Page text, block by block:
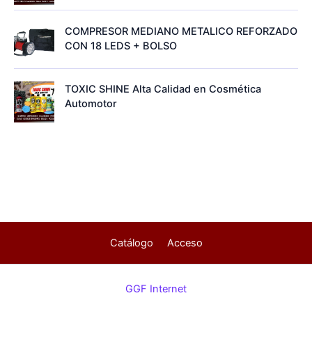
COMPRESOR MEDIANO METALICO REFORZADO
CON 18 LEDS + BOLSO
TOXIC SHINE Alta Calidad en Cosmética
Automotor
Catálogo Acceso
GGF Internet